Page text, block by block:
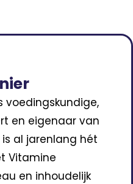
voedingskundige,
en eigenaar van
al jarenlang hét
Vitamine
en inhoudelijk